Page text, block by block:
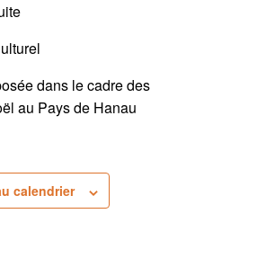
dans le cadre des
au Pays de Hanau
calendrier